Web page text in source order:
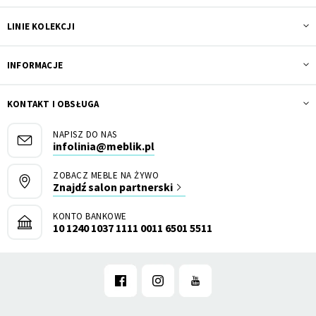
LINIE KOLEKCJI
INFORMACJE
KONTAKT I OBSŁUGA
NAPISZ DO NAS
infolinia@meblik.pl
ZOBACZ MEBLE NA ŻYWO
Znajdź salon partnerski
KONTO BANKOWE
10 1240 1037 1111 0011 6501 5511